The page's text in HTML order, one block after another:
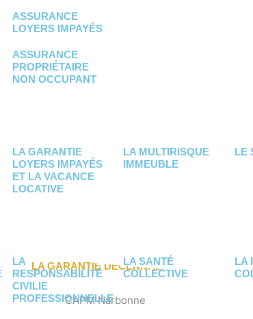
ASSURANCE
LOYERS IMPAYÉS
ASSURANCE
PROPRIÉTAIRE
NON OCCUPANT
LA GARANTIE
LOYERS IMPAYÉS
ET LA VACANCE
LOCATIVE
LA MULTIRISQUE
IMMEUBLE
LE
LA
RESPONSABILITÉ
CIVILIE
PROFESSIONNELLE
LA SANTÉ
COLLECTIVE
LA
DE DEVIS EN
LA GARANTIE DÉCENNALE